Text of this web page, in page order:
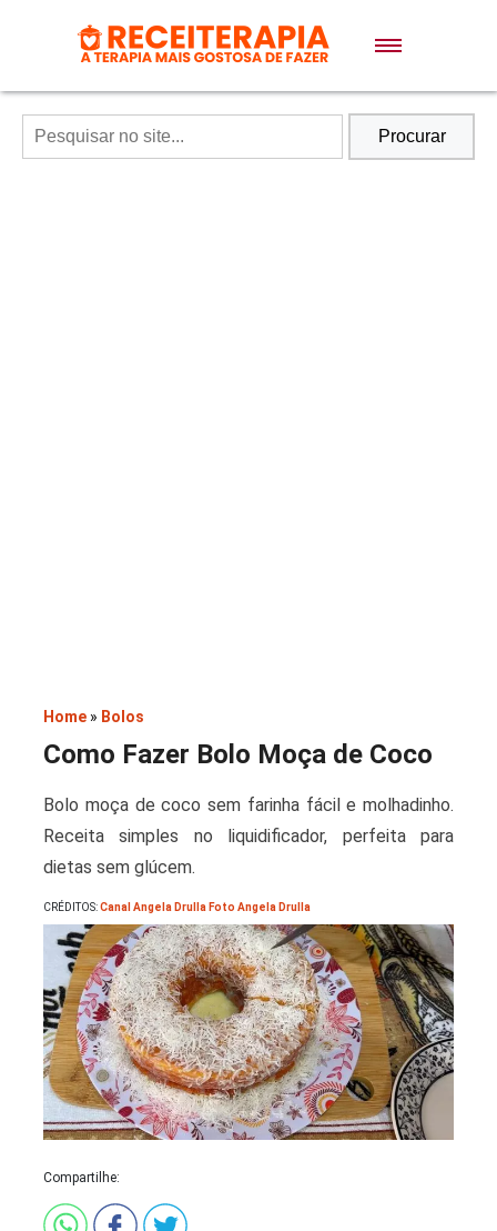
Doces e Sobremesas
Air Fryer
Procurar
Home » Bolos
Como Fazer Bolo Moça de Coco
Bolo moça de coco sem farinha fácil e molhadinho.
Receita simples no liquidificador, perfeita para
dietas sem glúcem.
CRÉDITOS:Canal Angela Drulla Foto Angela Drulla
Compartilhe: